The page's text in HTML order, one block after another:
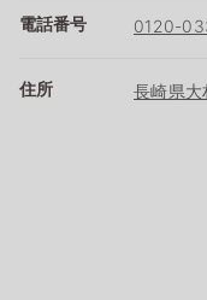
電話番号 0120-
住所 長崎県